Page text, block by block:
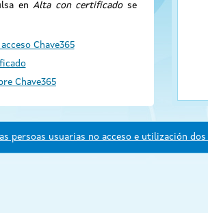
en Alta con certificadose
Chave365
Chave365
persoas usuarias no acceso e utilización